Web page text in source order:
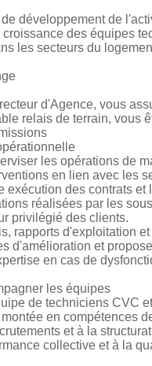
développement de
des équipes
les secteurs du
d'Agence, vous
relais de terrain, vous
les opérations de
en lien avec les
exécution des contrats
réalisées par les
privilégié des clients.
rapports d'exploitation
d'amélioration et
en cas de
les équipes
de techniciens CVC
en compétences
et à la
collective et à la